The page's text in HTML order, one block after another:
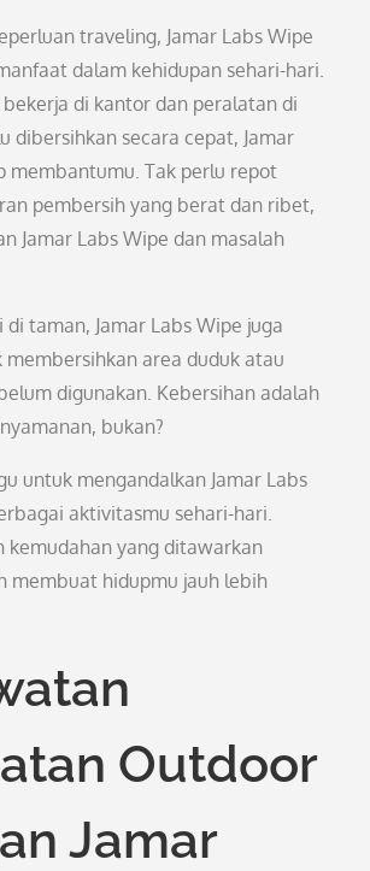
traveling, Jamar Labs Wipe
dalam kehidupan sehari-hari.
di kantor dan peralatan di
dibersihkan secara cepat, Jamar
membantumu. Tak perlu repot
pembersih yang berat dan ribet,
Jamar Labs Wipe dan masalah
taman, Jamar Labs Wipe juga
membersihkan area duduk atau
digunakan. Kebersihan adalah
bukan?
untuk mengandalkan Jamar Labs
aktivitasmu sehari-hari.
kemudahan yang ditawarkan
membuat hidupmu jauh lebih
Outdoor
Jamar